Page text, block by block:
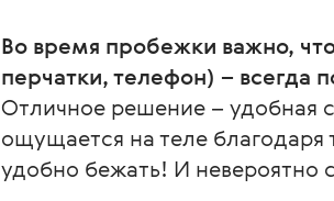
Во время пробежки важно,
перчатки, телефон) – всегда
Отличное решение – удобная
ощущается на теле
удобно бежать! И невероятно